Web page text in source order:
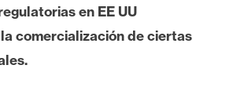
en EE UU
comercialización de ciertas